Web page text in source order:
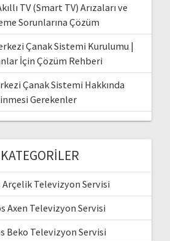
TV (Smart TV) Arızaları ve
Sorunlarına Çözüm
Çanak Sistemi Kurulumu |
İçin Çözüm Rehberi
Çanak Sistemi Hakkında
Gerekenler
KATEGORILER
Arçelik Televizyon Servisi
Axen Televizyon Servisi
Beko Televizyon Servisi